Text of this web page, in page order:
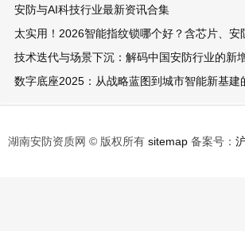
安防与AI科技行业最新资讯合集
太实用！2026智能指纹锁哪个好？含芯片、安
技术迭代与场景下沉：解码中国安防行业的新
数字底座2025：从战略蓝图到城市智能新基建
湖南安防资质网 © 版权所有 sitemap 备案号：